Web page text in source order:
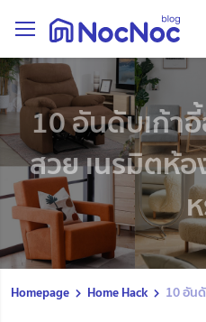
10 อันดับเก้า
สวย เนรมิตห้อ
Homepage Home Hack 10 อัน